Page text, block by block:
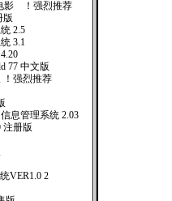
影 ！强烈推荐
版
2.5
3.1
77 中文版
！强烈推荐
息管理系统 2.03
注册版
VER1.0 2